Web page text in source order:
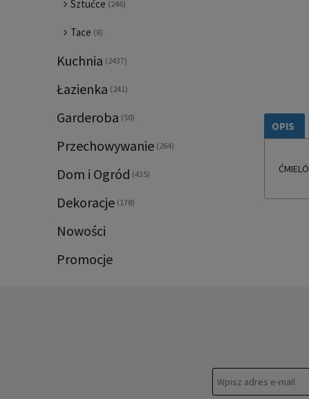
Sztućce (246)
Tace (8)
Kuchnia (2437)
Łazienka (241)
Garderoba (50)
Przechowywanie (264)
Dom i Ogród (435)
Dekoracje (178)
Nowości
Promocje
OPIS